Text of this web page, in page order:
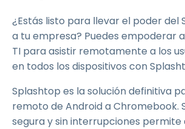
¿Estás listo para llevar el poder del
a tu empresa? Puedes empoderar
TI para asistir remotamente a los
en todos los dispositivos con
Splashtop es la solución definitiva
remoto de Android a Chromebook.
segura y sin interrupciones permite